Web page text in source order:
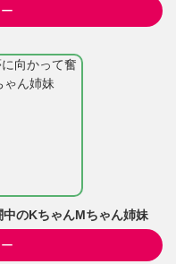
中のKちゃんMちゃん姉妹